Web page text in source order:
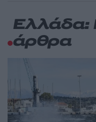
Ελλάδα:
άρθρα